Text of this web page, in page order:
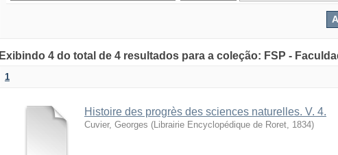
Exibindo 4 do total de 4 resultados para a coleção: FSP -
1
Histoire des progrès des sciences naturelles. V. 4.
Cuvier, Georges (Librairie Encyclopédique de Roret, 1834)